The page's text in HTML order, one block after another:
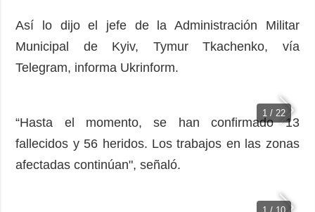
Así lo dijo el jefe de la Administración Militar
Municipal de Kyiv, Tymur Tkachenko, vía
Telegram, informa Ukrinform.
1 / 22
“Hasta el momento, se han confirmado 13
fallecidos y 56 heridos. Los trabajos en las zonas
afectadas continúan", señaló.